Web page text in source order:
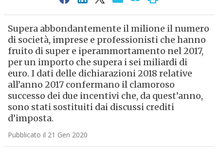
Supera abbondantemente il milione il numero
di società, imprese e professionisti che hanno
fruito di super e iperammortamento nel 2017,
per un importo che supera i sei miliardi di
euro. I dati delle dichiarazioni 2018 relative
all’anno 2017 confermano il clamoroso
successo dei due incentivi che, da quest’anno,
sono stati sostituiti dai discussi crediti
d’imposta.
Pubblicato il 21 Gen 2020